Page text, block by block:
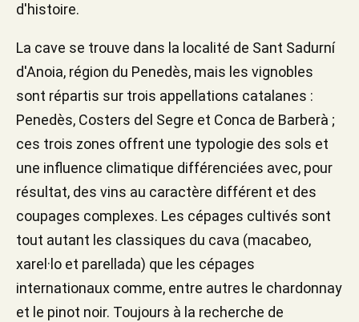
d'histoire.
La cave se trouve dans la localité de Sant Sadurní
d'Anoia, région du Penedès, mais les vignobles
sont répartis sur trois appellations catalanes :
Penedès, Costers del Segre et Conca de Barberà ;
ces trois zones offrent une typologie des sols et
une influence climatique différenciées avec, pour
résultat, des vins au caractère différent et des
coupages complexes. Les cépages cultivés sont
tout autant les classiques du cava (macabeo,
xarel·lo et parellada) que les cépages
internationaux comme, entre autres le chardonnay
et le pinot noir. Toujours à la recherche de